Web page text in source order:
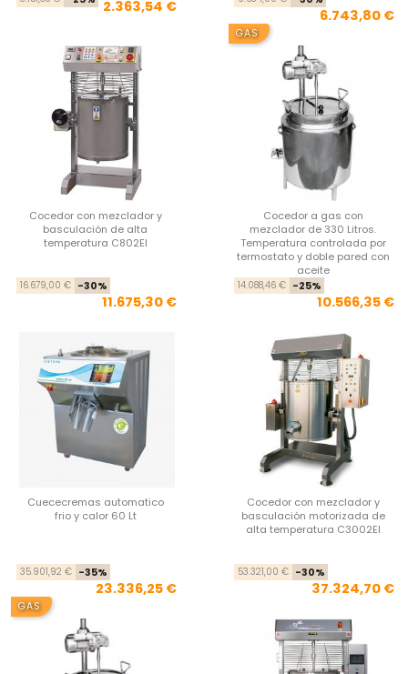
2.363,54 €
6.743,80 €
Cocedor con mezclador y
basculación de alta
temperatura C802EI
Precio base
16.679,00 € -30%
11.675,30 €
GAS
Cocedor a gas con
mezclador de 330 Litros.
Temperatura controlada por
termostato y doble pared con
aceite
14.088,46 € -25%
10.566,35 €
Cuececremas automatico
frio y calor 60 Lt
Precio base
35.901,92 € -35%
23.336,25 €
Cocedor con mezclador y
basculación motorizada de
alta temperatura C3002EI
53.321,00 € -30%
37.324,70 €
GAS